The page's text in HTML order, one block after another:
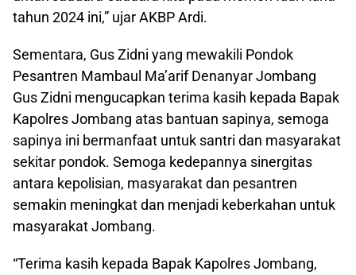
tahun 2024 ini,” ujar AKBP Ardi.
Sementara, Gus Zidni yang mewakili Pondok
Pesantren Mambaul Ma’arif Denanyar Jombang
Gus Zidni mengucapkan terima kasih kepada Bapak
Kapolres Jombang atas bantuan sapinya, semoga
sapinya ini bermanfaat untuk santri dan masyarakat
sekitar pondok. Semoga kedepannya sinergitas
antara kepolisian, masyarakat dan pesantren
semakin meningkat dan menjadi keberkahan untuk
masyarakat Jombang.
“Terima kasih kepada Bapak Kapolres Jombang,